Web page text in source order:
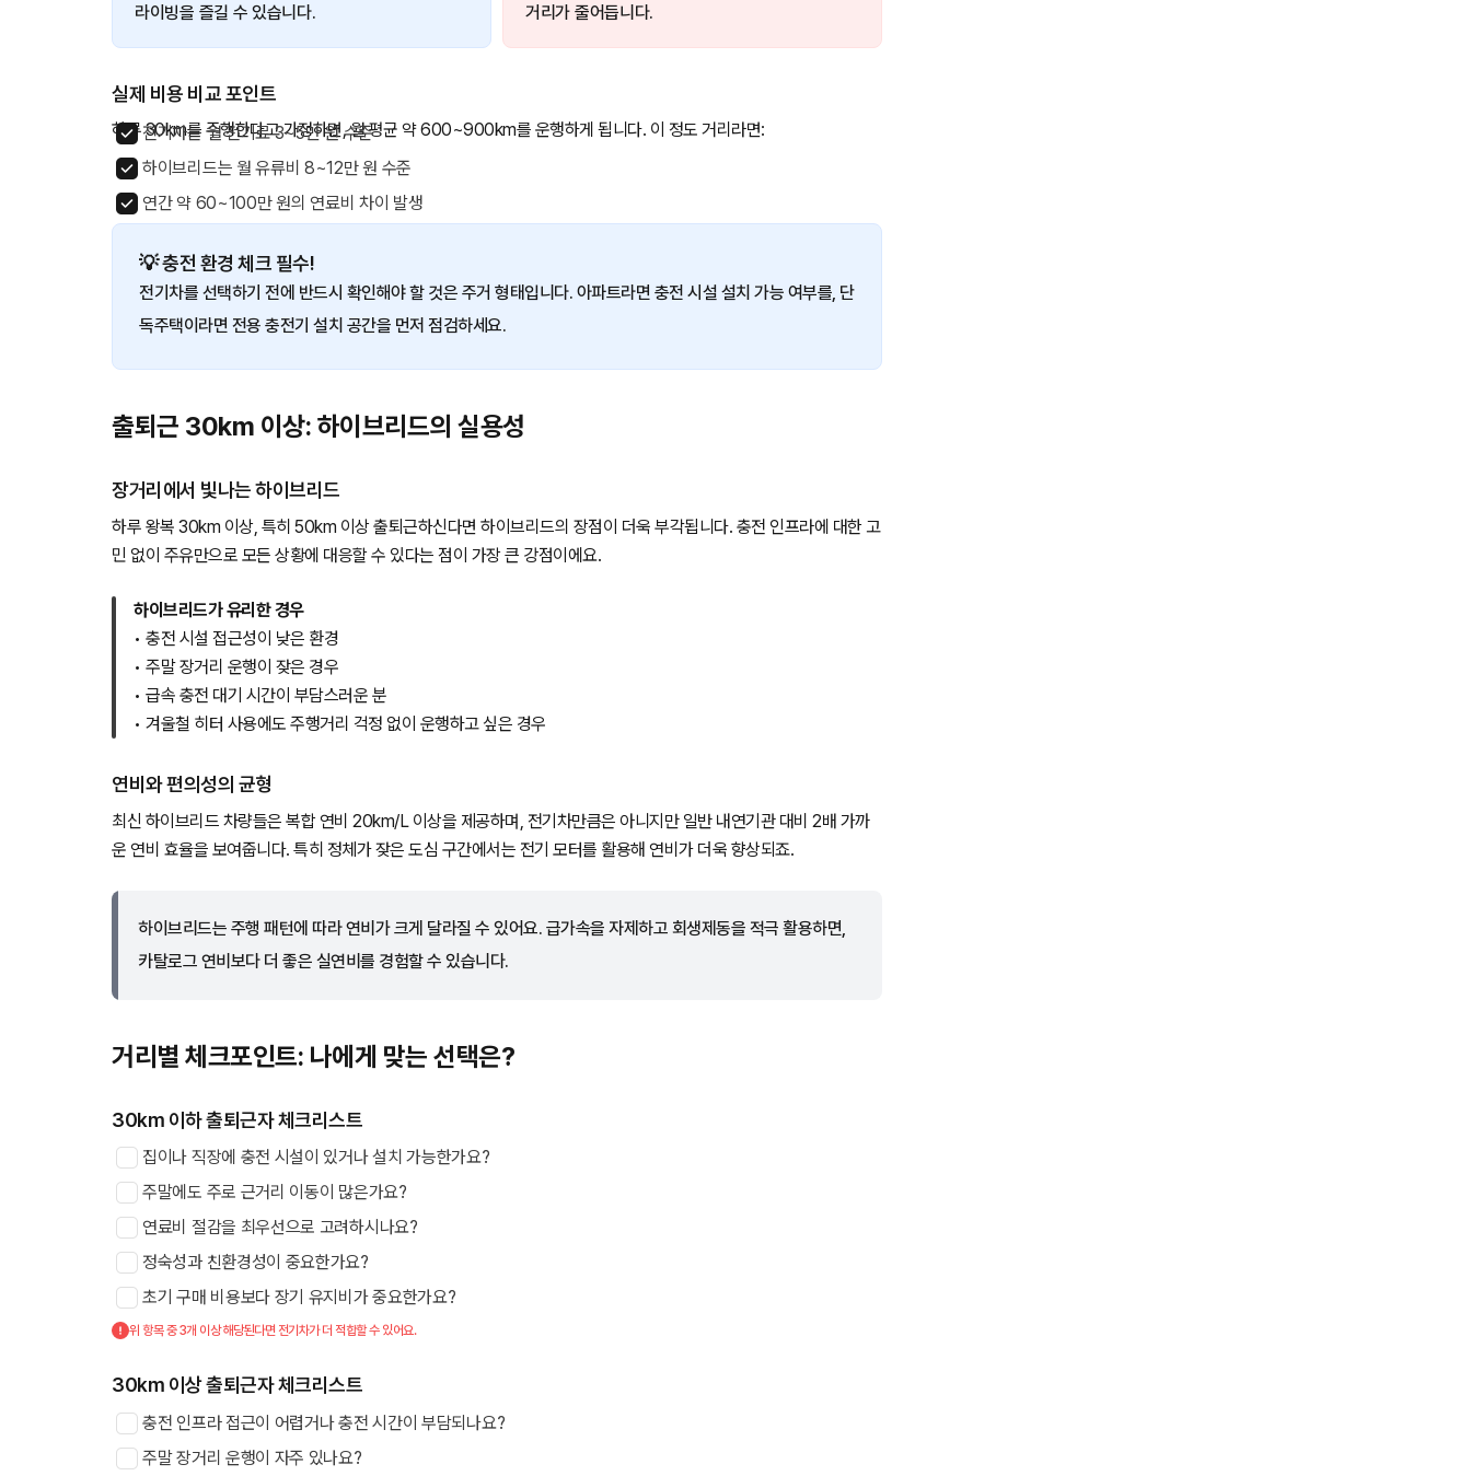
라이빙을 즐길 수 있습니다.
거리가 줄어듭니다.
실제 비용 비교 포인트
하루 30km를 주행한다고 가정하면, 월 평균 약 600~900km를 운행하게 됩니다. 이 정도 거리라면:
전기차는 월 전기료 3~5만 원 수준
하이브리드는 월 유류비 8~12만 원 수준
연간 약 60~100만 원의 연료비 차이 발생
💡 충전 환경 체크 필수!
전기차를 선택하기 전에 반드시 확인해야 할 것은 주거 형태입니다. 아파트라면 충전 시설 설치 가능 여부를, 단
독주택이라면 전용 충전기 설치 공간을 먼저 점검하세요.
출퇴근 30km 이상: 하이브리드의 실용성
장거리에서 빛나는 하이브리드
하루 왕복 30km 이상, 특히 50km 이상 출퇴근하신다면 하이브리드의 장점이 더욱 부각됩니다. 충전 인프라에 대한 고
민 없이 주유만으로 모든 상황에 대응할 수 있다는 점이 가장 큰 강점이에요.
하이브리드가 유리한 경우
• 충전 시설 접근성이 낮은 환경
• 주말 장거리 운행이 잦은 경우
• 급속 충전 대기 시간이 부담스러운 분
• 겨울철 히터 사용에도 주행거리 걱정 없이 운행하고 싶은 경우
연비와 편의성의 균형
최신 하이브리드 차량들은 복합 연비 20km/L 이상을 제공하며, 전기차만큼은 아니지만 일반 내연기관 대비 2배 가까
운 연비 효율을 보여줍니다. 특히 정체가 잦은 도심 구간에서는 전기 모터를 활용해 연비가 더욱 향상되죠.
하이브리드는 주행 패턴에 따라 연비가 크게 달라질 수 있어요. 급가속을 자제하고 회생제동을 적극 활용하면,
카탈로그 연비보다 더 좋은 실연비를 경험할 수 있습니다.
거리별 체크포인트: 나에게 맞는 선택은?
30km 이하 출퇴근자 체크리스트
집이나 직장에 충전 시설이 있거나 설치 가능한가요?
주말에도 주로 근거리 이동이 많은가요?
연료비 절감을 최우선으로 고려하시나요?
정숙성과 친환경성이 중요한가요?
초기 구매 비용보다 장기 유지비가 중요한가요?
위 항목 중 3개 이상 해당된다면 전기차가 더 적합할 수 있어요.
30km 이상 출퇴근자 체크리스트
충전 인프라 접근이 어렵거나 충전 시간이 부담되나요?
주말 장거리 운행이 자주 있나요?